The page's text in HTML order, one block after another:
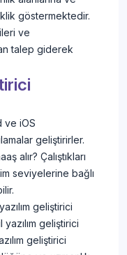
göstermektedir.
ve
talep giderek
ve iOS
geliştirirler.
alır? Çalıştıkları
seviyelerine bağlı
geliştirici
geliştirici
geliştirici